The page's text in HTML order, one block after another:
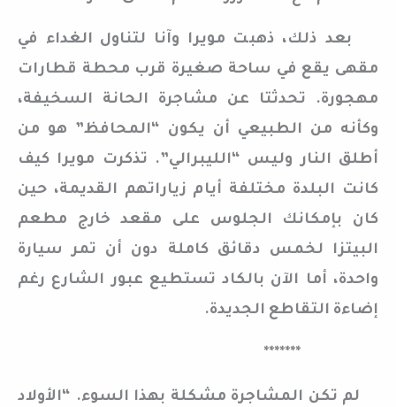
بعد ذلك، ذهبت مويرا وآنا لتناول الغداء في
مقهى يقع في ساحة صغيرة قرب محطة قطارات
مهجورة. تحدثتا عن مشاجرة الحانة السخيفة،
وكأنه من الطبيعي أن يكون “المحافظ” هو من
أطلق النار وليس “الليبرالي”. تذكرت مويرا كيف
كانت البلدة مختلفة أيام زياراتهم القديمة، حين
كان بإمكانك الجلوس على مقعد خارج مطعم
البيتزا لخمس دقائق كاملة دون أن تمر سيارة
واحدة، أما الآن بالكاد تستطيع عبور الشارع رغم
إضاءة التقاطع الجديدة.
*******
لم تكن المشاجرة مشكلة بهذا السوء. “الأولاد